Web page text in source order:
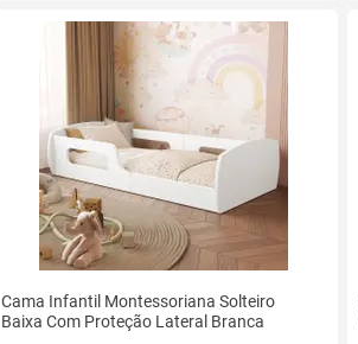
Cama Infantil Montessoriana Solteiro
Baixa Com Proteção Lateral Branca